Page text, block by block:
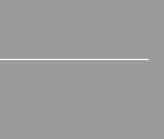
za Humpolec. V Želivě ožije